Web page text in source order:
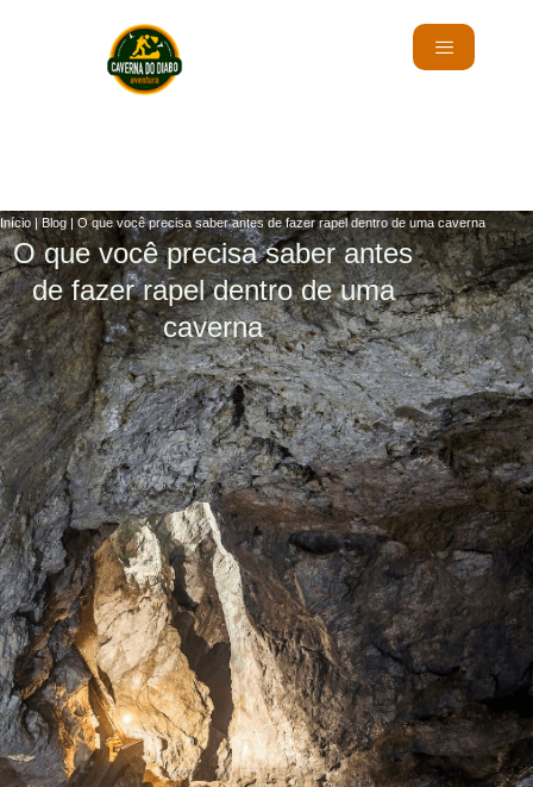
Início |Blog| O que você precisa saber antes de fazer rapel dentro de uma caverna
O que você precisa saber antes
de fazer rapel dentro de uma
caverna